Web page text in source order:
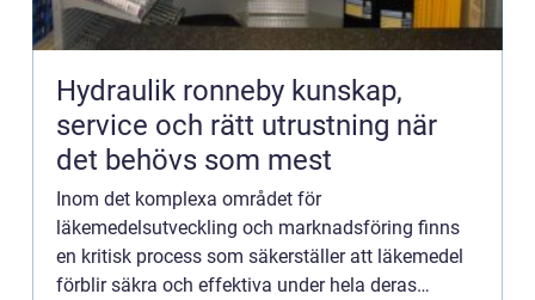
Hydraulik ronneby kunskap,
service och rätt utrustning när
det behövs som mest
Inom det komplexa området för
läkemedelsutveckling och marknadsföring finns
en kritisk process som säkerställer att läkemedel
förblir säkra och effektiva under hela deras